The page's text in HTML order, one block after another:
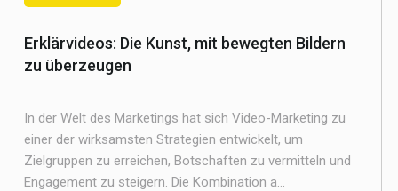
Erklärvideos: Die Kunst, mit bewegten Bildern
zu überzeugen
In der Welt des Marketings hat sich Video-Marketing zu
einer der wirksamsten Strategien entwickelt, um
Zielgruppen zu erreichen, Botschaften zu vermitteln und
Engagement zu steigern. Die Kombination a...